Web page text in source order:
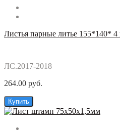
Листья парные литье 155*140* 4
ЛС.2017-2018
264.00 руб.
Купить